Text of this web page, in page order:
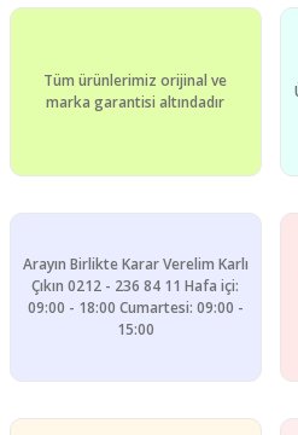
Ürün resmi kalitesiz, bozuk veya
Ürün bilgilerinde hatalar
Tüm ürünlerimiz orijinal ve
marka garantisi altındadır
Arayın Birlikte Karar Verelim Karlı
Çıkın 0212 - 236 84 11 Hafa içi:
09:00 - 18:00 Cumartesi: 09:00 -
15:00